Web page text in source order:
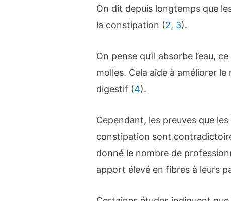
On dit depuis longtemps que
la constipation (2, 3).
On pense qu’il absorbe l’eau,
molles. Cela aide à améliorer
digestif (4).
Cependant, les preuves que
constipation sont
donné le nombre de
apport élevé en fibres à leurs